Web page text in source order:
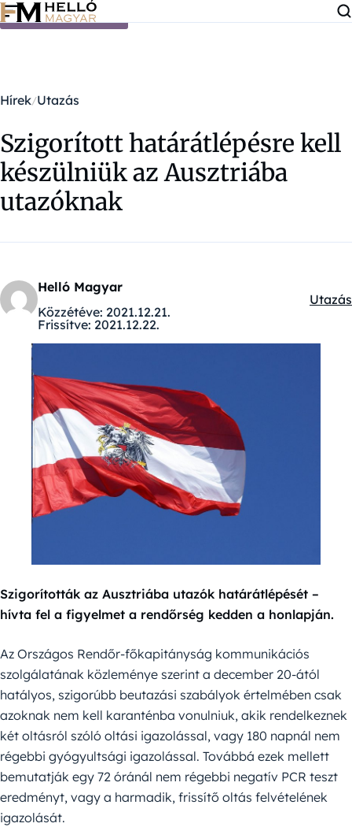
Ugrás a tartalomra
Hírek Utazás
Szigorított határátlépésre kell
készülniük az Ausztriába
utazóknak
Helló Magyar
Közzétéve: 2021.12.21.
Frissítve: 2021.12.22.
Utazás
Szigorították az Ausztriába utazók határátlépését –
hívta fel a figyelmet a rendőrség kedden a honlapján.
Az Országos Rendőr-főkapitányság kommunikációs
szolgálatának közleménye szerint a december 20-ától
hatályos, szigorúbb beutazási szabályok értelmében csak
azoknak nem kell karanténba vonulniuk, akik rendelkeznek
két oltásról szóló oltási igazolással, vagy 180 napnál nem
régebbi gyógyultsági igazolással. Továbbá ezek mellett
bemutatják egy 72 óránál nem régebbi negatív PCR teszt
eredményt, vagy a harmadik, frissítő oltás felvételének
igazolását.